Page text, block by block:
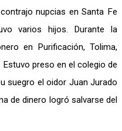
nupcias en Santa Fe
varios hijos. Durante la
en Purificación, Tolima,
preso en el colegio de
suegro el oidor Juan Jurado
de dinero logró salvarse del